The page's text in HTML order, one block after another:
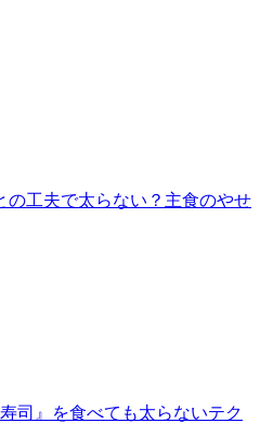
の工夫で太らない？主食のやせ
司』を食べても太らないテク